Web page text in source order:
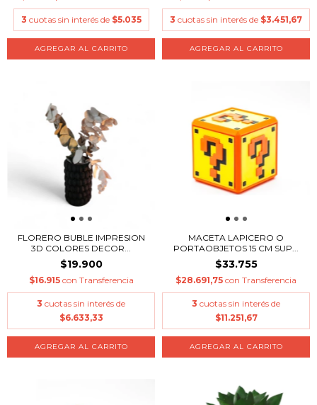
3 cuotas sin interés de $5.035
AGREGAR AL CARRITO
3 cuotas sin interés de $3.451,67
AGREGAR AL CARRITO
FLORERO BUBLE IMPRESION
3D COLORES DECOR...
$19.900
$16.915 con Transferencia
3 cuotas sin interés de
$6.633,33
AGREGAR AL CARRITO
MACETA LAPICERO O
PORTAOBJETOS 15 CM SUP...
$33.755
$28.691,75 con Transferencia
3 cuotas sin interés de
$11.251,67